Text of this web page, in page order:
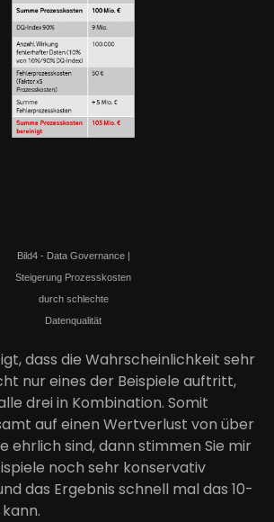
Bild4 - Data Governance |
Steigerung Prozesskosten
durch schlechte
Datenqualität
dass die Wahrscheinlichkeit sehr
nur eines der Beispiele auftritt,
drei in Kombination. Somit
auf einen Wertverlust von über
ehrlich sind, dann stimmen Sie mir
noch sehr konservativ
das Ergebnis schnell mal das 10-